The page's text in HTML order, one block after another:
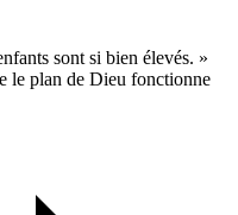
sont si bien élevés. »
le plan de Dieu fonctionne